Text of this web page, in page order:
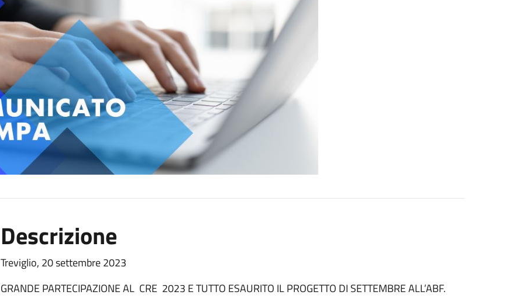
Descrizione
Treviglio, 20 settembre 2023
GRANDE PARTECIPAZIONE AL CRE 2023 E TUTTO ESAURITO IL PROGETTO DI SETTEMBRE ALL’ABF.